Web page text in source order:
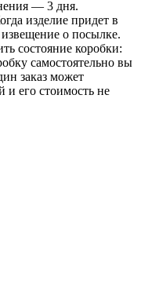
— 3 дня.
изделие придет в
о посылке.
состояние коробки:
самостоятельно вы
заказ может
и его стоимость не